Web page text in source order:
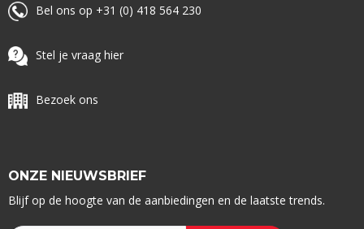
Bel ons op +31 (0) 418 564 230
Stel je vraag hier
Bezoek ons
ONZE NIEUWSBRIEF
Blijf op de hoogte van de aanbiedingen en de laatste trends.